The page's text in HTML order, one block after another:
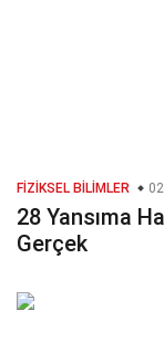
FIZIKSEL BILIMLER
28 Yansıma
Gerçek